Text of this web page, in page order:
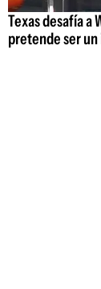
Texas desafía a
pretende ser un